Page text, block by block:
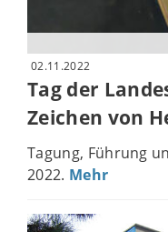
02.11.2022
Tag der
Zeichen von
Tagung, Führung
2022. Mehr